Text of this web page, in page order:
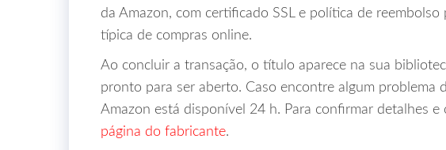
da Amazon, com certificado SSL e política de
típica de compras online.
Ao concluir a transação, o título aparece na sua
pronto para ser aberto. Caso encontre algum problema
Amazon está disponível 24 h. Para confirmar detalhes e
página do fabricante.